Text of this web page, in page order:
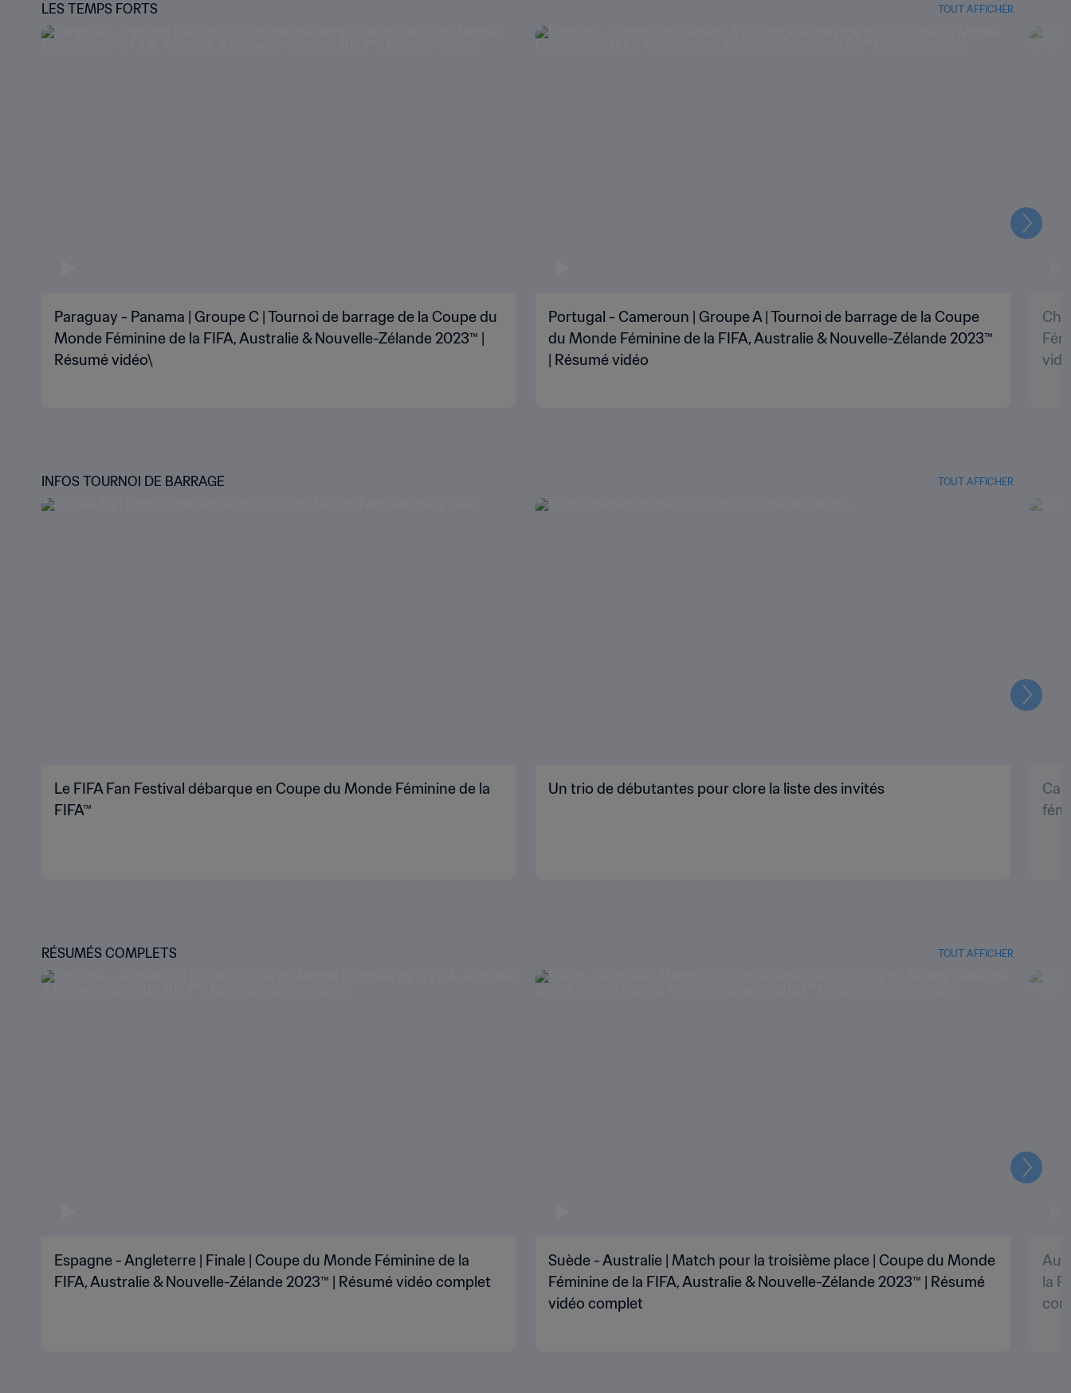
LES TEMPS FORTS TOUT AFFICHER
Paraguay - Panama | Groupe C | Tournoi de barrage de la Coupe du
Monde Féminine de la FIFA, Australie & Nouvelle-Zélande 2023™ |
Résumé vidéo\
Portugal - Cameroun | Groupe A | Tournoi de barrage de la Coupe
du Monde Féminine de la FIFA, Australie & Nouvelle-Zélande 2023™
| Résumé vidéo
Suivant
INFOS TOURNOI DE BARRAGE TOUT AFFICHER
Le FIFA Fan Festival débarque en Coupe du Monde Féminine de la
FIFA™
Un trio de débutantes pour clore la liste des invités
Suivant
RÉSUMÉS COMPLETS TOUT AFFICHER
Espagne - Angleterre | Finale | Coupe du Monde Féminine de la
FIFA, Australie & Nouvelle-Zélande 2023™ | Résumé vidéo complet
Suède - Australie | Match pour la troisième place | Coupe du Monde
Féminine de la FIFA, Australie & Nouvelle-Zélande 2023™ | Résumé
vidéo complet
la
Suivant